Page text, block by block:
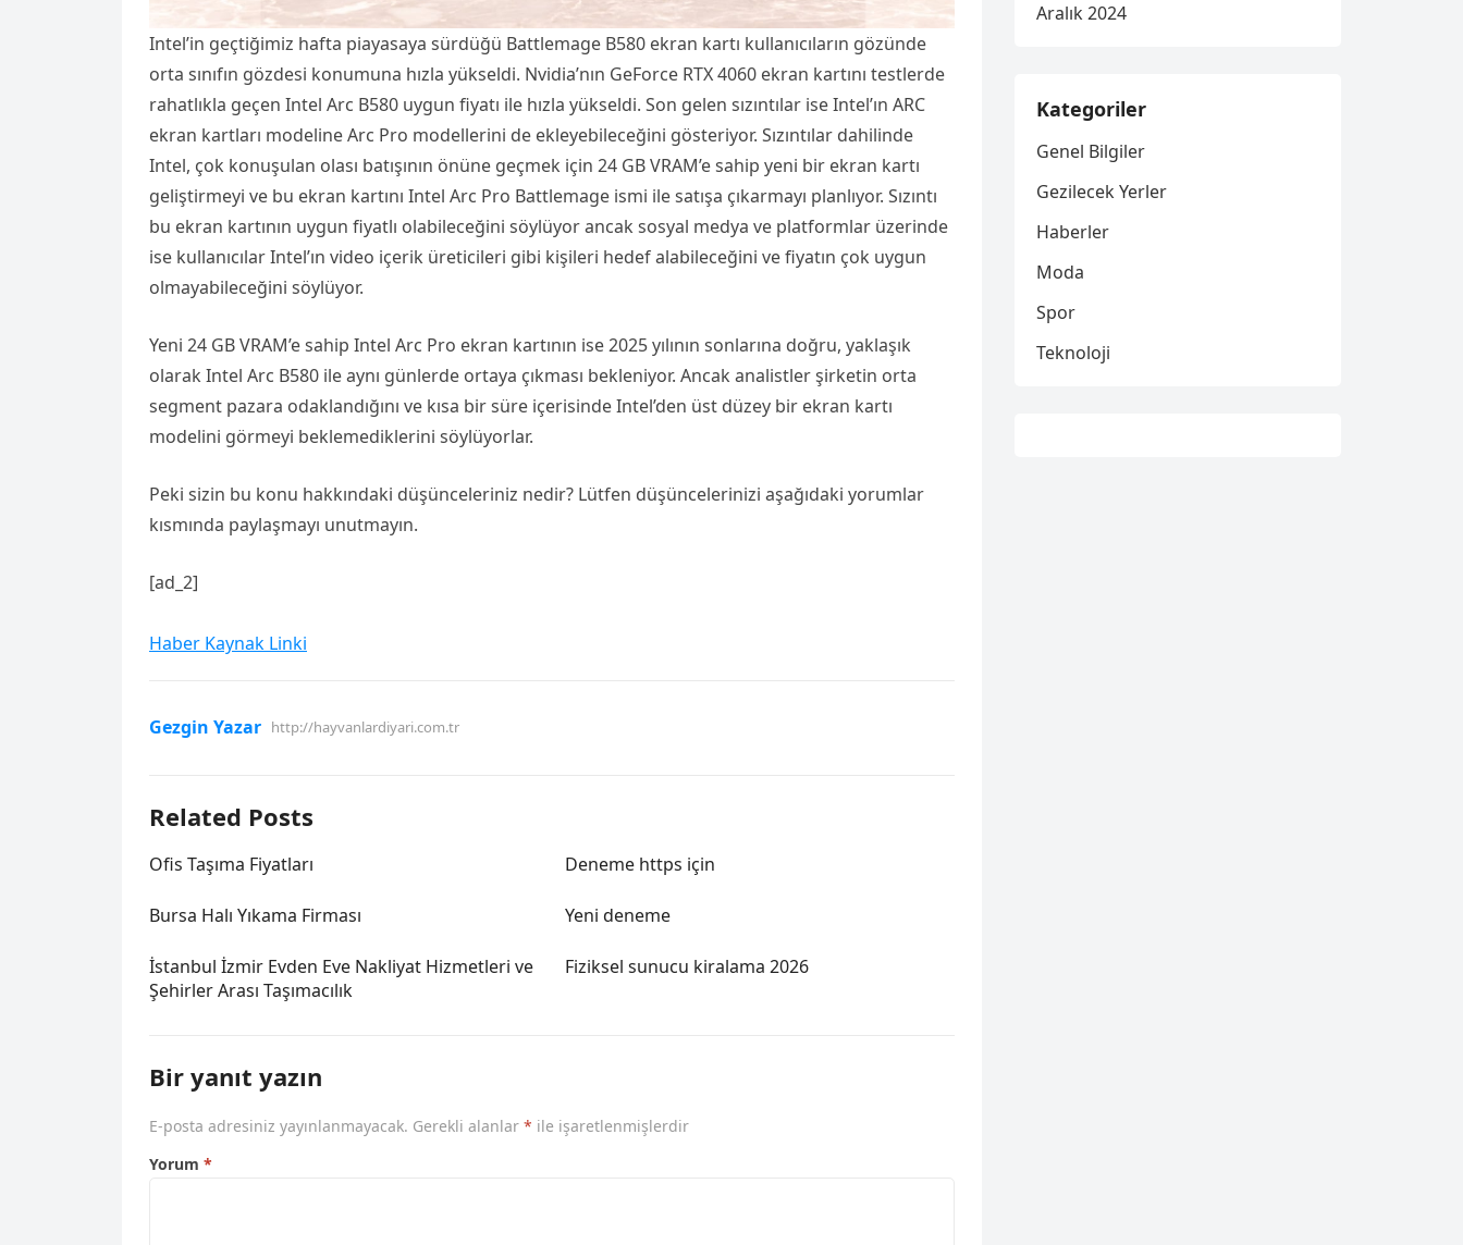
Intel’in geçtiğimiz hafta piayasaya sürdüğü Battlemage B580 ekran kartı kullanıcıların gözünde
orta sınıfın gözdesi konumuna hızla yükseldi. Nvidia’nın GeForce RTX 4060 ekran kartını testlerde
rahatlıkla geçen Intel Arc B580 uygun fiyatı ile hızla yükseldi. Son gelen sızıntılar ise Intel’ın ARC
ekran kartları modeline Arc Pro modellerini de ekleyebileceğini gösteriyor. Sızıntılar dahilinde
Intel, çok konuşulan olası batışının önüne geçmek için 24 GB VRAM’e sahip yeni bir ekran kartı
geliştirmeyi ve bu ekran kartını Intel Arc Pro Battlemage ismi ile satışa çıkarmayı planlıyor. Sızıntı
bu ekran kartının uygun fiyatlı olabileceğini söylüyor ancak sosyal medya ve platformlar üzerinde
ise kullanıcılar Intel’ın video içerik üreticileri gibi kişileri hedef alabileceğini ve fiyatın çok uygun
olmayabileceğini söylüyor.
Yeni 24 GB VRAM’e sahip Intel Arc Pro ekran kartının ise 2025 yılının sonlarına doğru, yaklaşık
olarak Intel Arc B580 ile aynı günlerde ortaya çıkması bekleniyor. Ancak analistler şirketin orta
segment pazara odaklandığını ve kısa bir süre içerisinde Intel’den üst düzey bir ekran kartı
modelini görmeyi beklemediklerini söylüyorlar.
Peki sizin bu konu hakkındaki düşünceleriniz nedir? Lütfen düşüncelerinizi aşağıdaki yorumlar
kısmında paylaşmayı unutmayın.
[ad_2]
Haber Kaynak Linki
Gezgin Yazar http://hayvanlardiyari.com.tr
Related Posts
Ofis Taşıma Fiyatları Deneme https için
Bursa Halı Yıkama Firması Yeni deneme
İstanbul İzmir Evden Eve Nakliyat Hizmetleri ve
Şehirler Arası Taşımacılık
Fiziksel sunucu kiralama 2026
Bir yanıt yazın
E-posta adresiniz yayınlanmayacak. Gerekli alanlar * ile işaretlenmişlerdir
Yorum *
Aralık 2024
Kategoriler
Genel Bilgiler
Gezilecek Yerler
Haberler
Moda
Spor
Teknoloji